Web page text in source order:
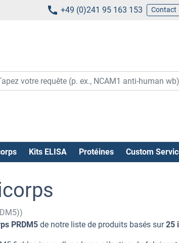
+49 (0)241 95 163 153 Contact
Kits ELISA Protéines Custom
PRDM5 de notre liste de produits basés sur25